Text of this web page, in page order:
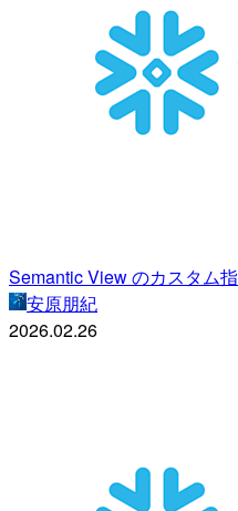
Semantic View のカスタム
安原朋紀
2026.02.26